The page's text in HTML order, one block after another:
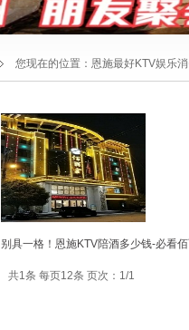
别具一格！恩施KTV陪酒多少钱-必看
共1条 每页12条 页次：1/1
您现在的位置： 恩施最好KTV娱乐